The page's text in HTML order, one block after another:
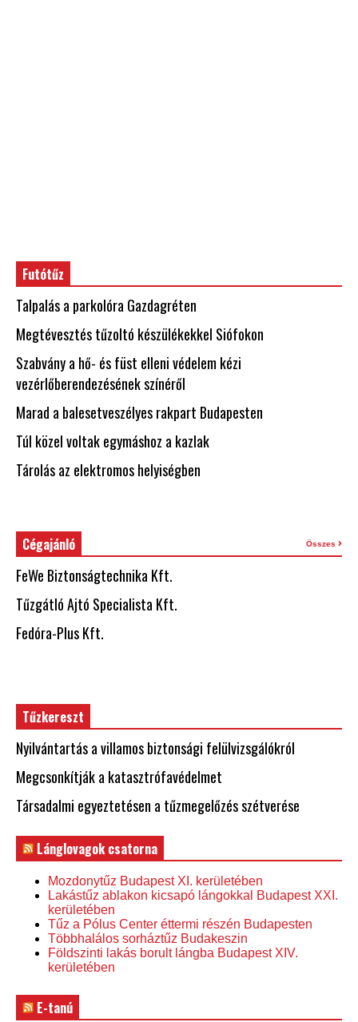
Futótűz
Talpalás a parkolóra Gazdagréten
Megtévesztés tűzoltó készülékekkel Siófokon
Szabvány a hő- és füst elleni védelem kézi
vezérlőberendezésének színéről
Marad a balesetveszélyes rakpart Budapesten
Túl közel voltak egymáshoz a kazlak
Tárolás az elektromos helyiségben
Cégajánló Összes
FeWe Biztonságtechnika Kft.
Tűzgátló Ajtó Specialista Kft.
Fedóra-Plus Kft.
Tűzkereszt
Nyilvántartás a villamos biztonsági felülvizsgálókról
Megcsonkítják a katasztrófavédelmet
Társadalmi egyeztetésen a tűzmegelőzés szétverése
Lánglovagok csatorna
Mozdonytűz Budapest XI. kerületében
Lakástűz ablakon kicsapó lángokkal Budapest XXI.
kerületében
Tűz a Pólus Center éttermi részén Budapesten
Többhalálos sorháztűz Budakeszin
Földszinti lakás borult lángba Budapest XIV.
kerületében
E-tanú